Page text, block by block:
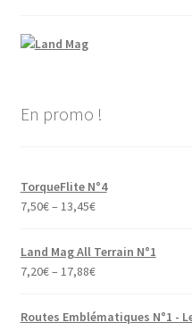
En promo !
TorqueFlite N°4
7,50€– 13,45€
Land Mag All Terrain N°1
7,20€– 17,88€
Routes Emblématiques N°1 -